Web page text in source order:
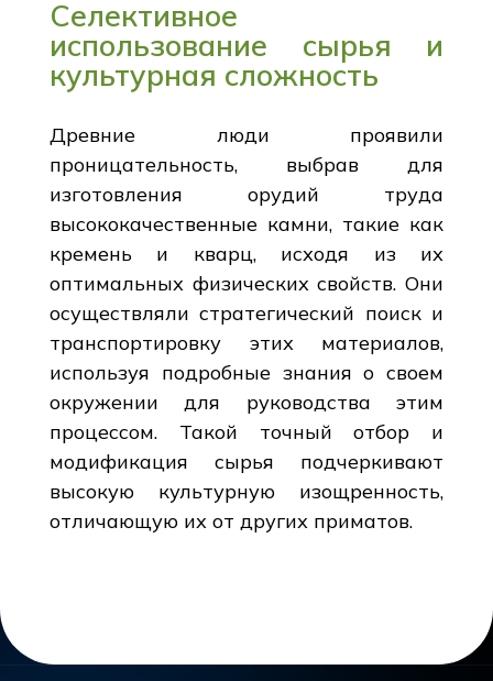
Селективное
использование сырья и
культурная сложность
Древние люди проявили
проницательность, выбрав для
изготовления орудий труда
высококачественные камни, такие как
кремень и кварц, исходя из их
оптимальных физических свойств. Они
осуществляли стратегический поиск и
транспортировку этих материалов,
используя подробные знания о своем
окружении для руководства этим
процессом. Такой точный отбор и
модификация сырья подчеркивают
высокую культурную изощренность,
отличающую их от других приматов.